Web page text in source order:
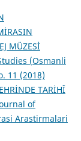
MÜZESİ
(Osmanli
11 (2018)
TARİHÎ
of
Arastirmalari